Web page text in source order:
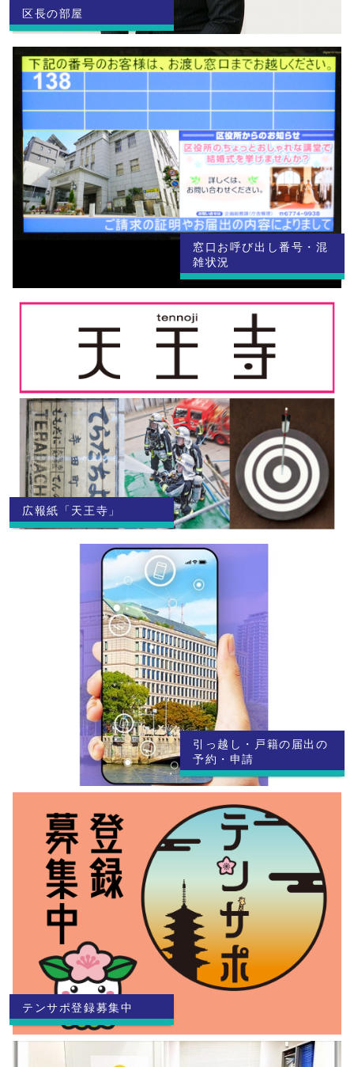
区長の部屋
窓口お呼び出し番号・混
雑状況
広報紙「天王寺」
引っ越し・戸籍の届出の
予約・申請
テンサポ登録募集中